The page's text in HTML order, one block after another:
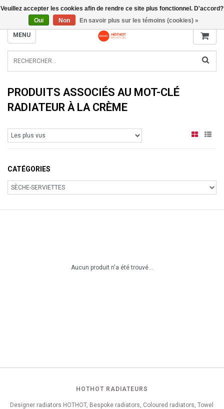
INFO@RADIATORS.SHOP
MENU
PRODUITS ASSOCIÉS AU MOT-CLÉ
RADIATEUR À LA CRÈME
CATÉGORIES
Aucun produit n'a été trouvé...
HOTHOT RADIATEURS
Designer radiators HOTHOT, Bespoke radiators, Coloured radiators, Towel
Veuillez accepter les cookies afin de rendre ce site plus fonctionnel. D'accord?
Oui
Non En savoir plus sur les témoins (cookies) »